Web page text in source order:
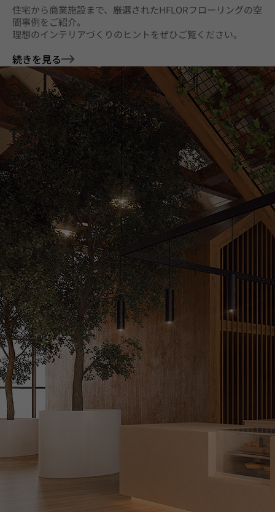
住宅から商業施設まで、厳選されたHFLORフローリングの空
間事例をご紹介。
理想のインテリアづくりのヒントをぜひご覧ください。
続きを見る